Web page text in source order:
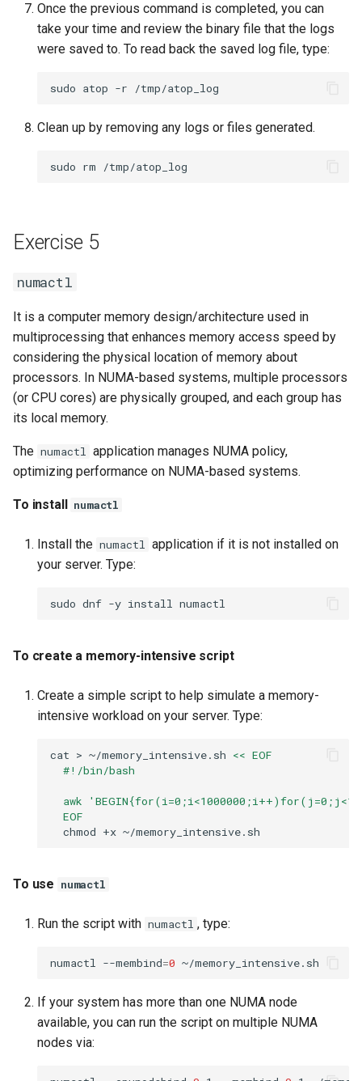
Once the previous command is completed, you can
take your time and review the binary file that the logs
were saved to. To read back the saved log file, type:
sudo atop -r /tmp/atop_log
Clean up by removing any logs or files generated.
sudo rm
Exercise 5
numactl
It is a computer memory design/architecture used in
multiprocessing that enhances memory access speed by
considering the physical location of memory about
processors. In NUMA-based systems, multiple processors
(or CPU cores) are physically grouped, and each group has
its local memory.
The numactl application manages NUMA policy,
optimizing performance on NUMA-based systems.
To install numactl
Install the numactl application if it is not installed on
your server. Type:
sudo dnf -y install
To create a memory-intensive script
Create a simple script to help simulate a memory-
intensive workload on your server. Type:
cat > ~/memory_intensive.sh << EOF
  #!/bin/bash
awk
  EOF
chmod +x
To use numactl
Run the script with numactl , type:
numactl --membind=0
If your system has more than one NUMA node
available, you can run the script on multiple NUMA
nodes via: